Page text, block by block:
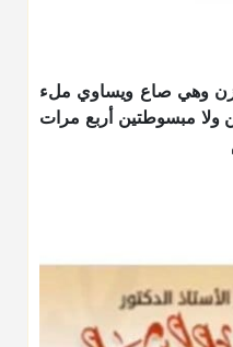
وهي صاع ويساوي ملء
ولا مبسوطتين أربع مرات